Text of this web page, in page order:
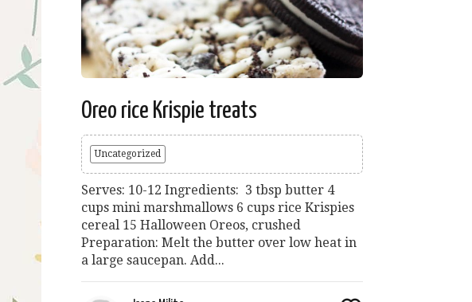
Oreo rice Krispie treats
Uncategorized
Serves: 10-12 Ingredients: 3 tbsp butter 4
cups mini marshmallows 6 cups rice Krispies
cereal 15 Halloween Oreos, crushed
Preparation: Melt the butter over low heat in
a large saucepan. Add...